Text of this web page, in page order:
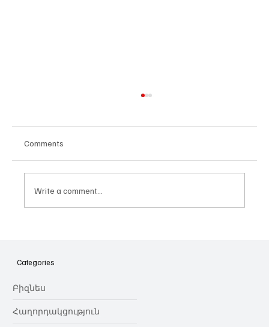
նվիրում որոշում
Comments
Write a comment...
Categories
Բիզնես
Հաղորդակցություն